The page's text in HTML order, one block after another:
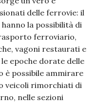
delle ferrovie: il
la possibilità di
ferroviario,
vagoni restaurati e
epoche dorate delle
è possibile ammirare
veicoli rimorchiati di
nelle sezioni